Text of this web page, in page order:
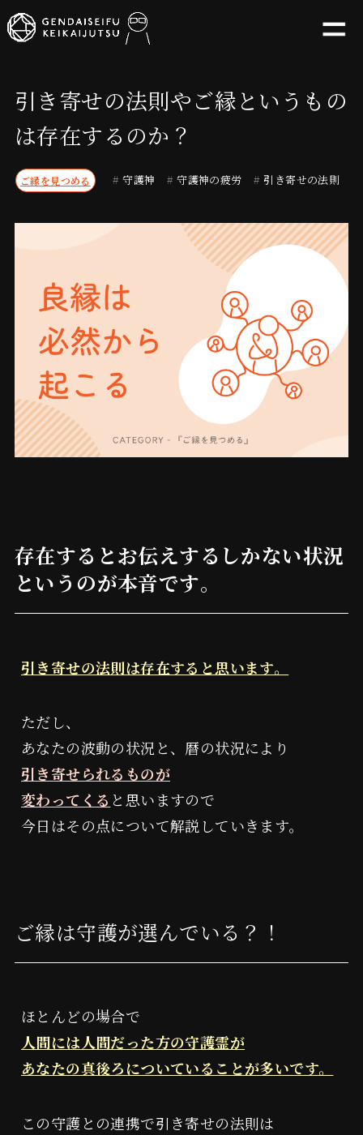
引き寄せの法則やご縁というもの
は存在するのか？
ご縁を見つめる # 守護神 # 守護神の疲労 # 引き寄せの法則
存在するとお伝えするしかない状況
というのが本音です。
引き寄せの法則は存在すると思います。
ただし、
あなたの波動の状況と、暦の状況により
引き寄せられるものが
変わってくる と思いますので
今日はその点について解説していきます。
ご縁は守護が選んでいる？！
ほとんどの場合で
人間には人間だった方の守護霊が
あなたの真後ろについていることが多いです。
この守護との連携で引き寄せの法則は